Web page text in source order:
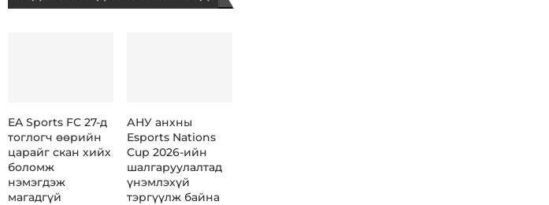
EA Sports FC 27-д
тоглогч өөрийн
царайг скан хийх
боломж
нэмэгдэж
магадгүй
АНУ анхны
Esports Nations
Cup 2026-ийн
шалгаруулалтад
үнэмлэхүй
тэргүүлж байна